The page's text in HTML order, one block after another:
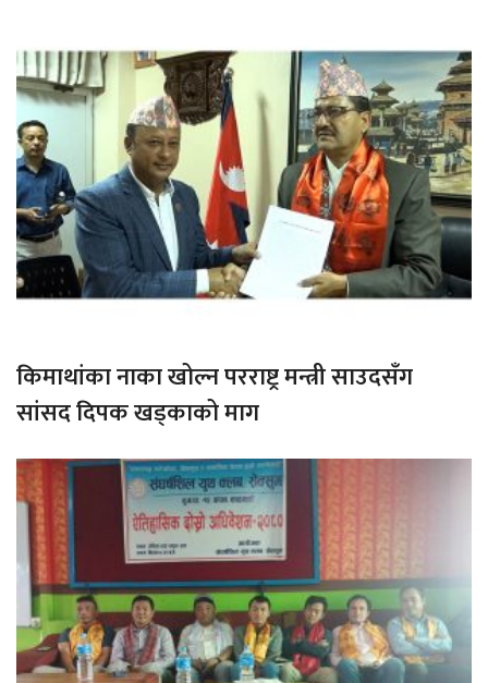
किमाथांका नाका खोल्न परराष्ट्र मन्त्री साउदसँग
सांसद दिपक खड्काको माग